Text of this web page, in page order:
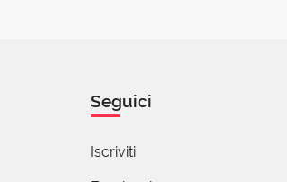
Seguici
Iscriviti